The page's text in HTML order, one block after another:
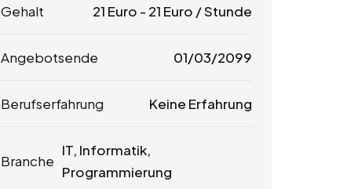
Gehalt 21 Euro - 21 Euro / Stunde
Angebotsende 01/03/2099
Berufserfahrung Keine Erfahrung
Branche
IT, Informatik,
Programmierung